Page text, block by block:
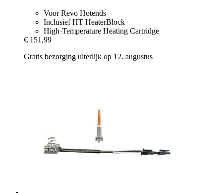
Voor Revo Hotends
Inclusief HT HeaterBlock
High-Temperature Heating Cartridge
€ 151,99
Gratis bezorging uiterlijk op 12. augustus